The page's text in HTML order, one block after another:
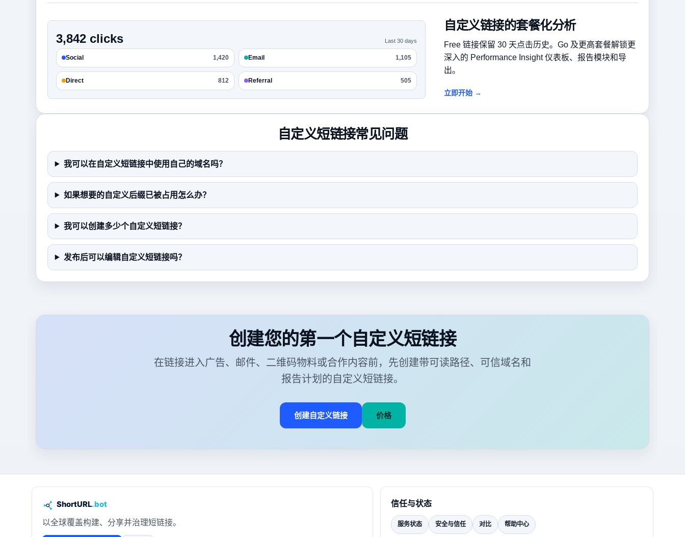
3,842 clicks Last 30 days
Social 1,420 Email 1,105
Direct 812 Referral 505
自定义链接的套餐化分析
Free 链接保留 30 天点击历史。Go 及更高套餐解锁更
深入的 Performance Insight 仪表板、报告模块和导
出。
立即开始 →
自定义短链接常见问题
我可以在自定义短链接中使用自己的域名吗？
如果想要的自定义后缀已被占用怎么办？
我可以创建多少个自定义短链接？
发布后可以编辑自定义短链接吗？
创建您的第一个自定义短链接
在链接进入广告、邮件、二维码物料或合作内容前，先创建带可读路径、可信域名和
报告计划的自定义短链接。
创建自定义链接 价格
以全球覆盖构建、分享并治理短链接。
信任与状态
服务状态 安全与信任 对比 帮助中心